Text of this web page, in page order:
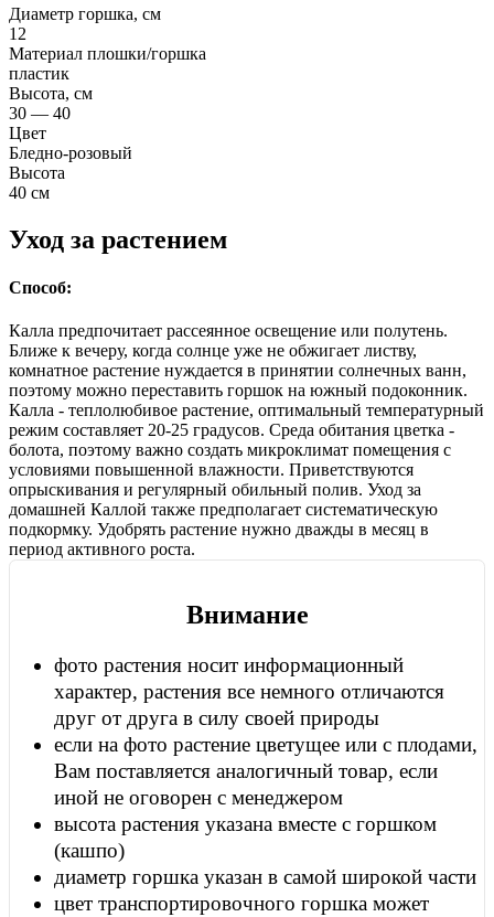
Диаметр горшка, см
12
Материал плошки/горшка
пластик
Высота, см
30 — 40
Цвет
Бледно-розовый
Высота
40 см
Уход за растением
Способ:
Калла предпочитает рассеянное освещение или полутень.
Ближе к вечеру, когда солнце уже не обжигает листву,
комнатное растение нуждается в принятии солнечных ванн,
поэтому можно переставить горшок на южный подоконник.
Калла - теплолюбивое растение, оптимальный температурный
режим составляет 20-25 градусов. Среда обитания цветка -
болота, поэтому важно создать микроклимат помещения с
условиями повышенной влажности. Приветствуются
опрыскивания и регулярный обильный полив. Уход за
домашней Каллой также предполагает систематическую
подкормку. Удобрять растение нужно дважды в месяц в
период активного роста.
Внимание
фото растения носит информационный
характер, растения все немного отличаются
друг от друга в силу своей природы
если на фото растение цветущее или с плодами,
Вам поставляется аналогичный товар, если
иной не оговорен с менеджером
высота растения указана вместе с горшком
(кашпо)
диаметр горшка указан в самой широкой части
цвет транспортировочного горшка может